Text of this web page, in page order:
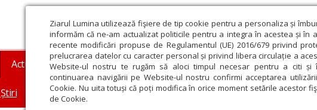
Ziarul Lumina utilizează fişiere de tip cookie pentru a personaliza și
informăm că ne-am actualizat politicile pentru a integra în acestea și în
recente modificări propuse de Regulamentul (UE) 2016/679 privind
prelucrarea datelor cu caracter personal și privind libera circulație a
Website-ul nostru te rugăm să aloci timpul necesar pentru a citi și
continuarea navigării pe Website-ul nostru confirmi acceptarea
Cookie. Nu uita totuși că poți modifica în orice moment setările acestor
de Cookie.
Actualitate religioasă
Știri Mesaje și cuvântări An omagial Comunicate de presă
Teologie și spiritualitate Educaţie și